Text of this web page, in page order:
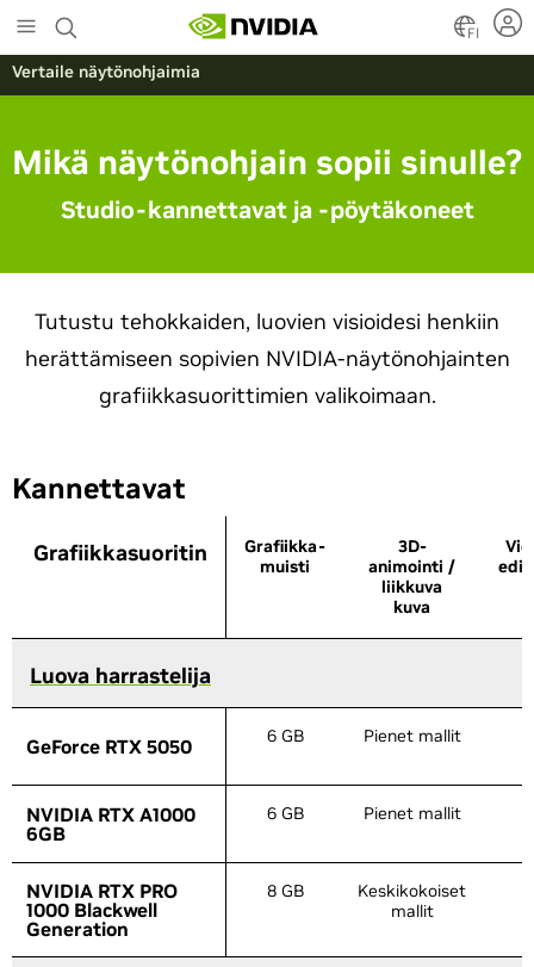
to
main
content
FI
Vertaile näytönohjaimia
Mikä näytönohjain sopii sinulle?
Studio-kannettavat ja -pöytäkoneet
Tutustu tehokkaiden, luovien visioidesi henkiin
herättämiseen sopivien NVIDIA-näytönohjainten
grafiikkasuorittimien valikoimaan.
Kannettavat
Grafiikkasuoritin
Grafiikka-
muisti
3D-
animointi /
liikkuva
kuva
Luova harrastelija
GeForce RTX 5050 6 GB Pienet mallit
NVIDIA RTX A1000
6GB
6 GB Pienet mallit
NVIDIA RTX PRO
1000 Blackwell
Generation
8 GB
Keskikokoiset
mallit
Grafiikkasuoritin
Luova harrastelija
GeForce RTX 5050
NVIDIA RTX A1000
6GB
NVIDIA RTX PRO
1000 Blackwell
Generation